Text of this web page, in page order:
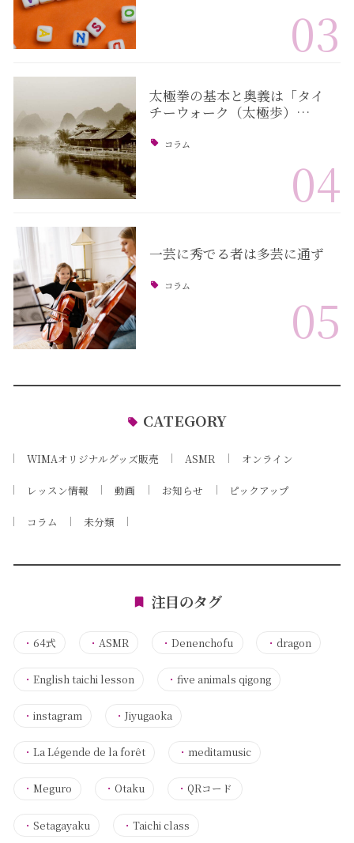
03
太極拳の基本と奥義は「タイ
チーウォーク（太極歩）…
コラム
04
一芸に秀でる者は多芸に通ず
コラム
05
CATEGORY
WIMAオリジナルグッズ販売 ASMR オンライン
レッスン情報 動画 お知らせ ピックアップ
コラム 未分類
注目のタグ
・ 64式 ・ ASMR ・Denenchofu ・ dragon
・ English taichi lesson ・five animals qigong
・ instagram ・Jiyugaoka
・ La Légende de la forêt ・ meditamusic
・ Meguro ・ Otaku ・QRコード
・ Setagayaku ・Taichi class